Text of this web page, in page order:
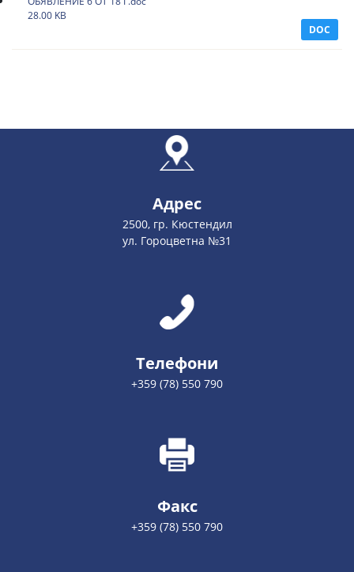
28.00 KB
DOC
Адрес
2500, гр. Кюстендил
ул. Гороцветна №31
Телефони
+359 (78) 550 790
Факс
+359 (78) 550 790